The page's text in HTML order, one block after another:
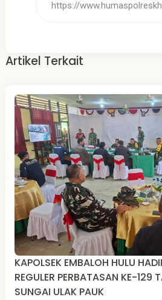
Artikel Terkait
KAPOLSEK EMBALOH HULU
REGULER PERBATASAN KE-129
SUNGAI ULAK PAUK